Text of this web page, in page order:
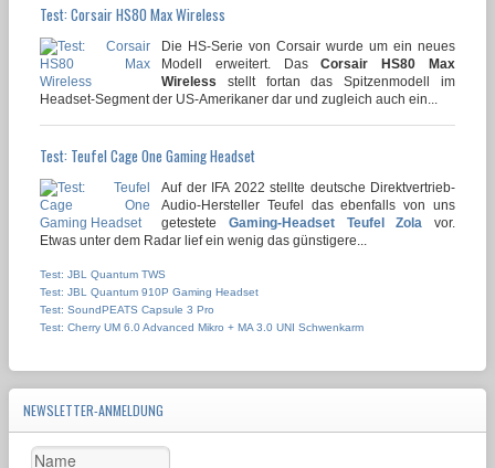
Test: Corsair HS80 Max Wireless
Die HS-Serie von Corsair wurde um ein neues
Modell erweitert. DasCorsair HS80 Max
Wireless stellt fortan das Spitzenmodell im
Headset-Segment der US-Amerikaner dar und zugleich auch ein...
Test: Teufel Cage One Gaming Headset
Auf der IFA 2022 stellte deutsche Direktvertrieb-
Audio-Hersteller Teufel das ebenfalls von uns
getestete Gaming-Headset Teufel Zola vor.
Etwas unter dem Radar lief ein wenig das günstigere...
Test: JBL Quantum TWS
Test: JBL Quantum 910P Gaming Headset
Test: SoundPEATS Capsule 3 Pro
Test: Cherry UM 6.0 Advanced Mikro + MA 3.0 UNI Schwenkarm
NEWSLETTER-ANMELDUNG